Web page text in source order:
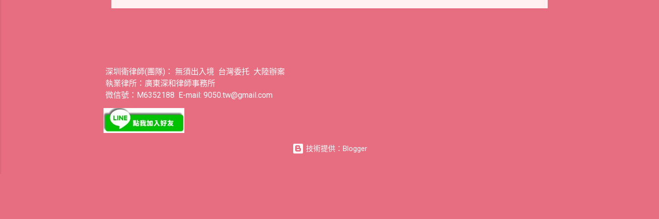
深圳衛律師(團隊)： 無須出入境 台灣委托 大陸辦案
執業律所：廣東深和律師事務所
微信號：M6352188 E-mail: 9050.tw@gmail.com
技術提供：Blogger